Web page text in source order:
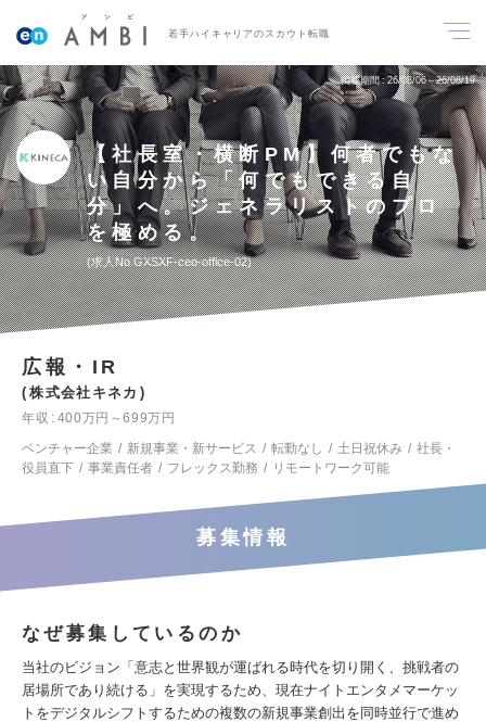
若手ハイキャリアのスカウト転職
掲載期間 26/08/06～26/08/19
【社長室・横断PM】何者でもな
い自分から「何でもできる自
分」へ。ジェネラリストのプロ
を極める。
求人No.GXSXF-ceo-office-02
広報・IR
株式会社キネカ
年収
400万円～699万円
ベンチャー企業
新規事業・新サービス 転勤なし 土日祝休み
社長・
役員直下
事業責任者 フレックス勤務 リモートワーク可能
募集情報
なぜ募集しているのか
当社のビジョン「意志と世界観が運ばれる時代を切り開く、挑戦者の
居場所であり続ける」を実現するため、現在ナイトエンタメマーケッ
トをデジタルシフトするための複数の新規事業創出を同時並行で進め